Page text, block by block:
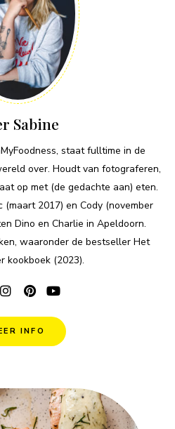
Sabine
staat fulltime in de
over. Houdt van fotograferen,
op met (de gedachte aan) eten.
2017) en Cody (november
Dino en Charlie in Apeldoorn.
waaronder de bestseller Het
kookboek (2023).
INFO